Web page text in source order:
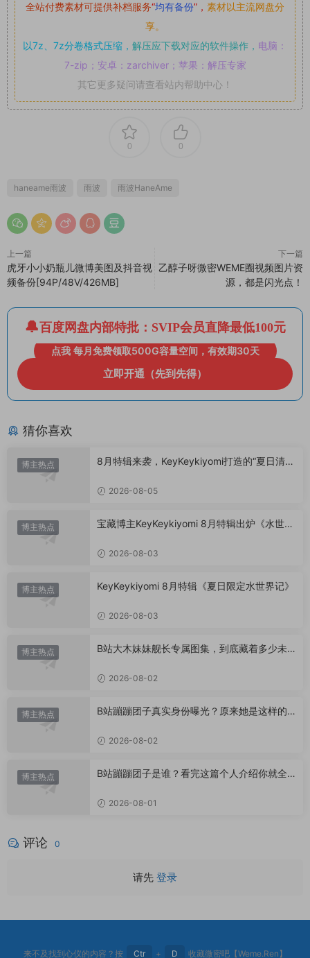
全站付费素材可提供补档服务“均有备份”， 素材以主流网盘分
享。
以7z、7z分卷格式压缩， 解压应下载对应的软件操作， 电脑：
7-zip；安卓：zarchiver；苹果：解压专家
其它更多疑问请查看站内帮助中心！
0 0
haneame雨波 雨波 雨波HaneAme
上一篇
虎牙小小奶瓶儿微博美图及抖音视
频备份[94P/48V/426MB]
下一篇
乙醇子呀微密WEME圈视频图片资
源，都是闪光点！
百度网盘内部特批：SVIP会员直降最低100元
点我 每月免费领取500G容量空间，有效期30天
立即开通（先到先得）
猜你喜欢
博主热点
8月特辑来袭，KeyKeykiyomi打造的“夏日清凉
2026-08-05
博主热点
宝藏博主KeyKeykiyomi 8月特辑出炉《水世界
2026-08-03
博主热点 KeyKeykiyomi 8月特辑《夏日限定水世界记》
2026-08-03
博主热点
B站大木妹妹舰长专属图集，到底藏着多少未
2026-08-02
博主热点
B站蹦蹦团子真实身份曝光？原来她是这样的U
2026-08-02
博主热点
B站蹦蹦团子是谁？看完这篇个人介绍你就全
2026-08-01
评论 0
请先 登录
来不及找到心仪的内容？按 Ctr + D 收藏微密吧【Weme.Ren】